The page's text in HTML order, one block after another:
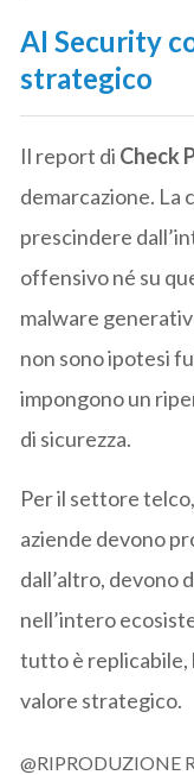
AI Security
strategico
Il report di Check
demarcazione. La
prescindere
offensivo né su
malware
non sono ipotesi
impongono un
di sicurezza.
Per il settore
aziende devono
dall’altro, devono
nell’intero
tutto è replicabile,
valore strategico.
@RIPRODUZIONE